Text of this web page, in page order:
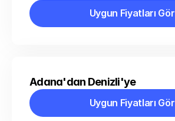
Uygun Fiyatları Gör
Uygun Fiyatları Gör
Adana'dan Denizli'ye
Uygun Fiyatları Gör
Uygun Fiyatları Gör